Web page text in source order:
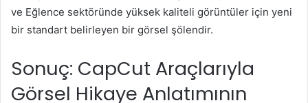
ve Eğlence sektöründe yüksek kaliteli görüntüler için yeni
bir standart belirleyen bir görsel şölendir.
Sonuç: CapCut Araçlarıyla
Görsel Hikaye Anlatımının